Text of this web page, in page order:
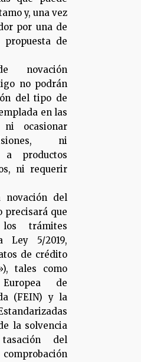
y, una vez
por una de
de
novación
no podrán
del tipo de
en las
ocasionar
ni
a productos
ni requerir
novación del
precisará que
trámites
Ley 5/2019,
de crédito
tales como
de
(FEIN) y la
la solvencia
del